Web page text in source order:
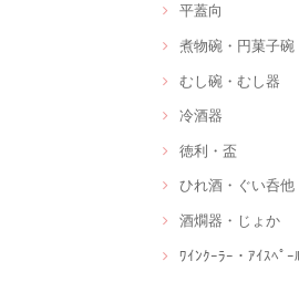
平蓋向
煮物碗・円菓子碗
むし碗・むし器
冷酒器
徳利・盃
ひれ酒・ぐい呑他
酒燗器・じょか
ﾜｲﾝｸｰﾗｰ・ｱｲｽﾍﾟｰ